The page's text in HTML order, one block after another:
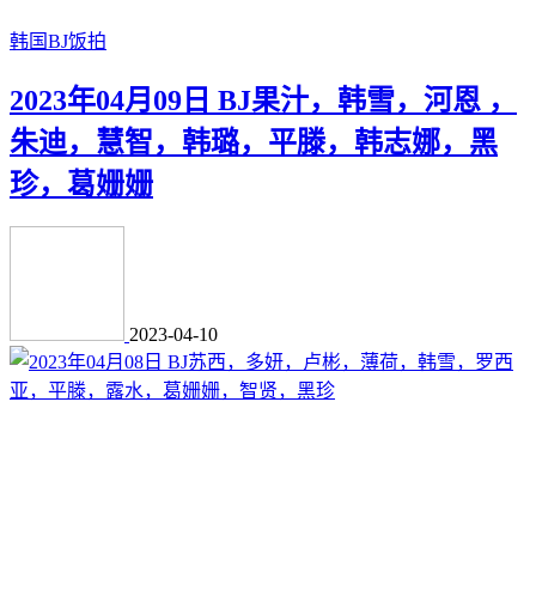
韩国BJ饭拍
2023年04月09日 BJ果汁，韩雪，河恩 ，
朱迪，慧智，韩璐，平滕，韩志娜，黑
珍，葛姗姗
2023-04-10